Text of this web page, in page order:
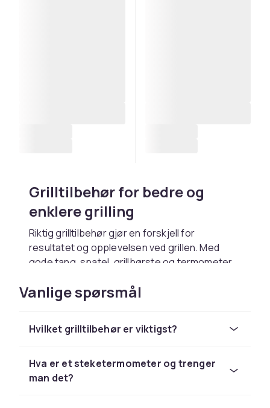
Grilltilbehør for bedre og
enklere grilling
Riktig grilltilbehør gjør en forskjell for
resultatet og opplevelsen ved grillen. Med
gode tang, spatel, grillbørste og termometer
og effektivt. Hos CDON finner du et bredt
utvalg av grilltilbehør for alle grilltyper og
Grunnleggende grilltilbehør inkluderer lang
grilltang, spatel, grillbørste til rengjøring og
Vanlige spørsmål
Hvilket grilltilbehør er viktigst?
Hva er et steketermometer og trenger
man det?